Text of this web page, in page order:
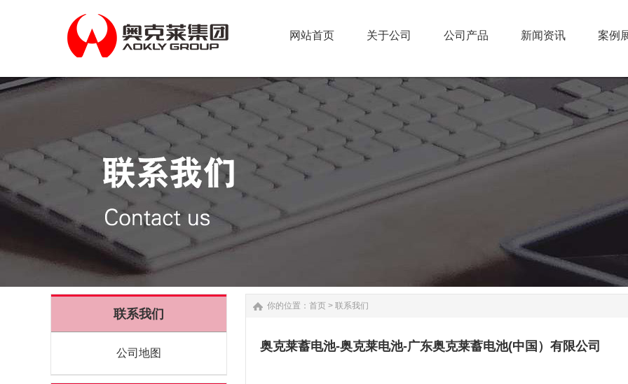
网站首页 关于公司 公司产品 新闻资讯 案例
联系我们
公司地图
你的位置： 首页 > 联系我们
奥克莱蓄电池-奥克莱电池-广东奥克莱蓄电池(中国）有限公司